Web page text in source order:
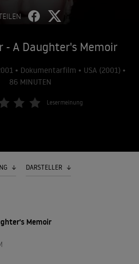
- A Daughter's Memoir
• Dokumentarfilm • USA (2001) •
86 MINUTEN
Lesermeinung
DARSTELLER
Memoir